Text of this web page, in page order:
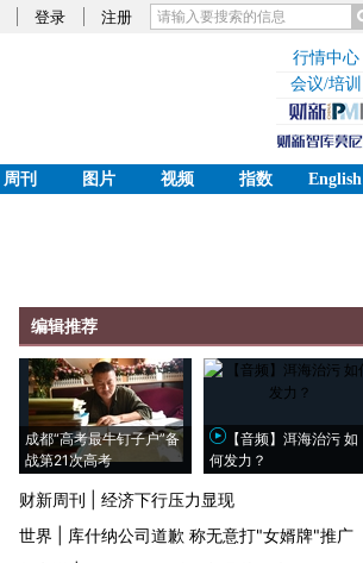
登录 注册
行情中心
会议/培训
周刊 图片 视频 指数
English
编辑推荐
成都“高考最牛钉子户”备
战第21次高考
【音频】洱海治污 如
何发力？
财新周刊
经济下行压力显现
世界
库什纳公司道歉 称无意打"女婿牌"推广